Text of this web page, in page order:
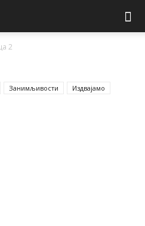
2
Занимљивости Издвајамо